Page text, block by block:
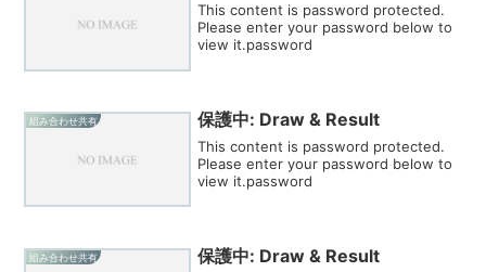
This content is password protected.
Please enter your password below to
view it.password
組み合わせ共有 保護中: Draw & Result
This content is password protected.
Please enter your password below to
view it.password
組み合わせ共有 保護中: Draw & Result